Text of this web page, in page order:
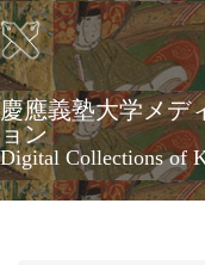
Skip
to
main
content
慶應義塾大学メデ
ョン
Digital Collections of